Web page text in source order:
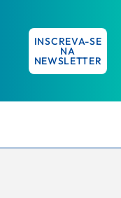
INSCREVA-SE
NA
NEWSLETTER